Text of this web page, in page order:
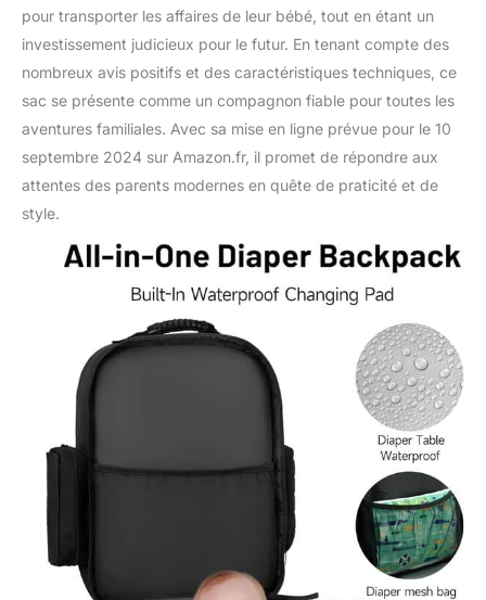
résiste à l'usure
quotidienne, tandis que
les coutures renforcées
et les fermetures éclair
robustes améliorent sa
durabilité. Peu importe la
météo ou la situation, ce
sac est à la hauteur du
défi. Les bretelles
et la sangle de poitrine
assurent le confort,
même lors de longs
trajets. Plus qu'un simple
sac à langer, c'est un sac
à dos polyvalent pour le
travail, la randonnée et
plus encore
Satisfaction client
garantie : chez KCROSS,
nous donnons la priorité
à votre satisfaction.
Nous offrons une
politique de retour de 7
jours et un service
d'échange de 30 jours
pour transporter les affaires de leur bébé, tout en étant un
investissement judicieux pour le futur. En tenant compte des
nombreux avis positifs et des caractéristiques techniques, ce
sac se présente comme un compagnon fiable pour toutes les
aventures familiales. Avec sa mise en ligne prévue pour le 10
septembre 2024 sur Amazon.fr, il promet de répondre aux
attentes des parents modernes en quête de praticité et de
style.